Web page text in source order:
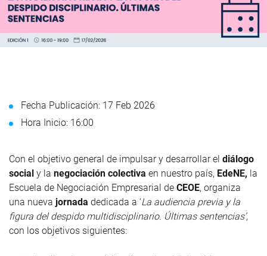
Fecha Publicación: 17 Feb 2026
Hora Inicio: 16:00
Con el objetivo general de impulsar y desarrollar el diálogo
social y la negociación colectiva en nuestro país, EdeNE, la
Escuela de Negociación Empresarial de CEOE, organiza
una nueva jornada dedicada a ‘La audiencia previa y la
figura del despido multidisciplinario. Últimas sentencias’,
con los objetivos siguientes: